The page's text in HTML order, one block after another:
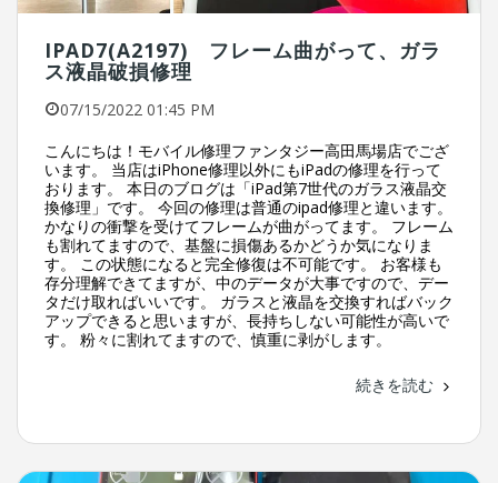
IPAD7(A2197) フレーム曲がって、ガラ
ス液晶破損修理
07/15/2022 01:45 PM
こんにちは！モバイル修理ファンタジー高田馬場店でござ
います。 当店はiPhone修理以外にもiPadの修理を行って
おります。 本日のブログは「iPad第7世代のガラス液晶交
換修理」です。 今回の修理は普通のipad修理と違います。
かなりの衝撃を受けてフレームが曲がってます。 フレーム
も割れてますので、基盤に損傷あるかどうか気になりま
す。 この状態になると完全修復は不可能です。 お客様も
存分理解できてますが、中のデータが大事ですので、デー
タだけ取ればいいです。 ガラスと液晶を交換すればバック
アップできると思いますが、長持ちしない可能性が高いで
す。 粉々に割れてますので、慎重に剥がします。
続きを読む